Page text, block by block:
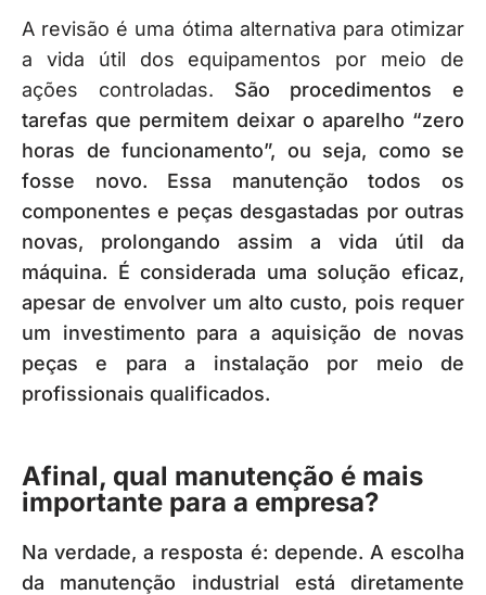
A revisão é uma ótima alternativa para otimizar
a vida útil dos equipamentos por meio de
ações controladas. São procedimentos e
tarefas que permitem deixar o aparelho “zero
horas de funcionamento”, ou seja, como se
fosse novo. Essa manutenção todos os
componentes e peças desgastadas por outras
novas, prolongando assim a vida útil da
máquina. É considerada uma solução eficaz,
apesar de envolver um alto custo, pois requer
um investimento para a aquisição de novas
peças e para a instalação por meio de
profissionais qualificados.
Afinal, qual manutenção é mais
importante para a empresa?
Na verdade, a resposta é: depende. A escolha
da manutenção industrial está diretamente